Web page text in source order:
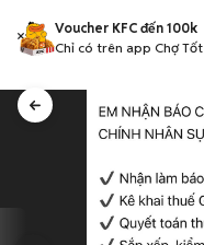
Voucher KFC đến 100k
Chỉ có trên app Chợ Tốt